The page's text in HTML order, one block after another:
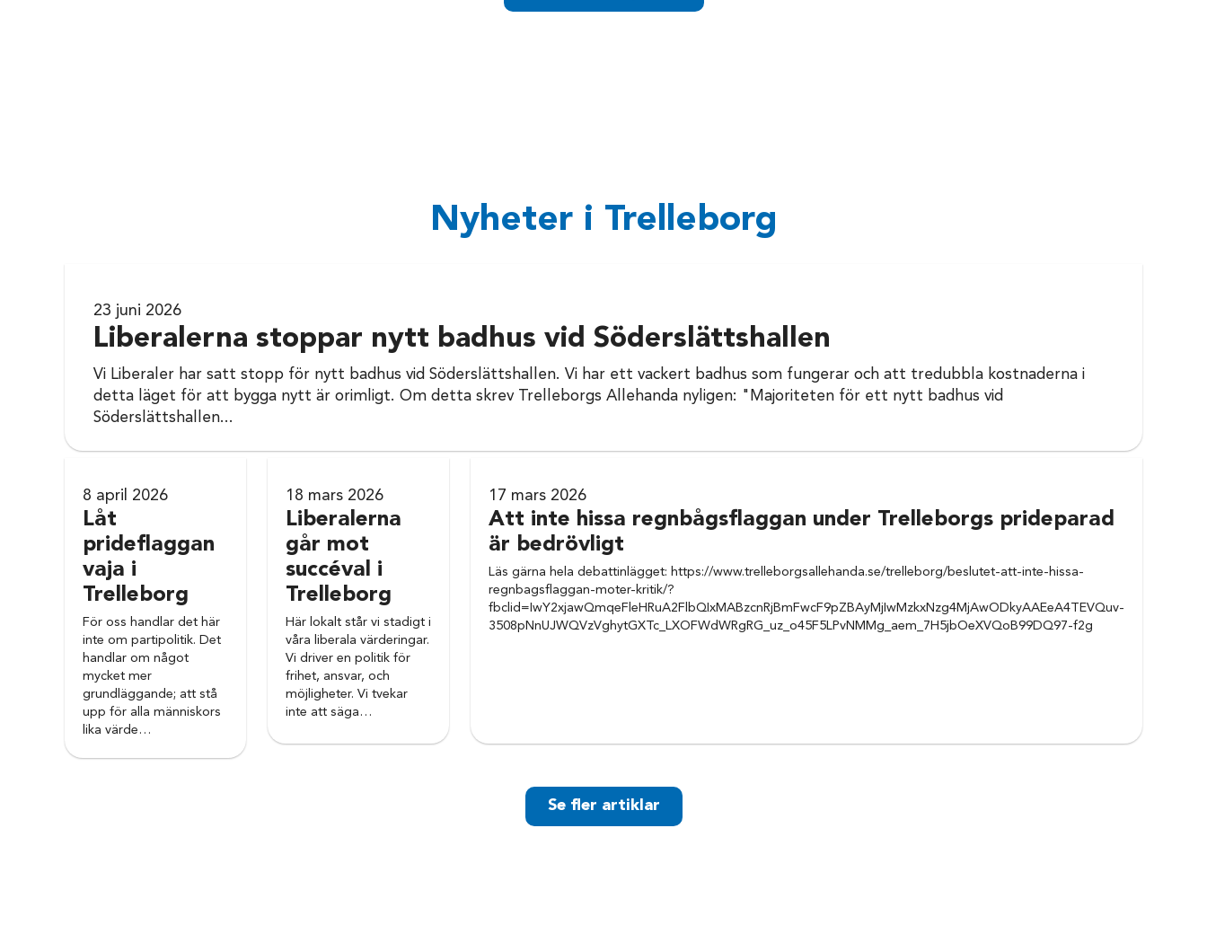
Nyheter i Trelleborg
23 juni 2026
Liberalerna stoppar nytt badhus vid Söderslättshallen
Vi Liberaler har satt stopp för nytt badhus vid Söderslättshallen. Vi har ett vackert badhus som fungerar och att tredubbla kostnaderna i
detta läget för att bygga nytt är orimligt. Om detta skrev Trelleborgs Allehanda nyligen: "Majoriteten för ett nytt badhus vid
Söderslättshallen...
8 april 2026
Låt
prideflaggan
vaja i
Trelleborg
För oss handlar det här
inte om partipolitik. Det
handlar om något
mycket mer
grundläggande; att stå
upp för alla människors
lika värde…
18 mars 2026
Liberalerna
går mot
succéval i
Trelleborg
Här lokalt står vi stadigt i
våra liberala värderingar.
Vi driver en politik för
frihet, ansvar, och
möjligheter. Vi tvekar
inte att säga…
17 mars 2026
Att inte hissa regnbågsflaggan under Trelleborgs prideparad
är bedrövligt
Läs gärna hela debattinlägget: https://www.trelleborgsallehanda.se/trelleborg/beslutet-att-inte-hissa-
regnbagsflaggan-moter-kritik/?
fbclid=IwY2xjawQmqeFleHRuA2FlbQIxMABzcnRjBmFwcF9pZBAyMjIwMzkxNzg4MjAwODkyAAEeA4TEVQuv-
3508pNnUJWQVzVghytGXTc_LXOFWdWRgRG_uz_o45F5LPvNMMg_aem_7H5jbOeXVQoB99DQ97-f2g
Se fler artiklar